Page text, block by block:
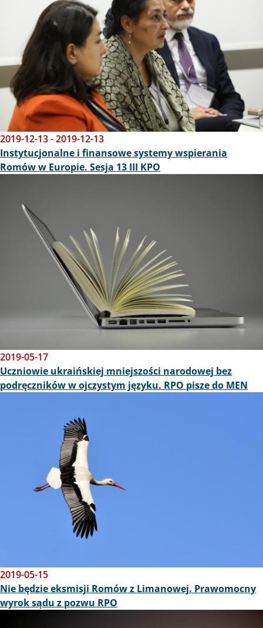
2019-12-13-2019-12-13
Instytucjonalne i finansowe systemy wspierania
Romów w Europie. Sesja 13 III KPO
2019-05-17
Uczniowie ukraińskiej mniejszości narodowej bez
podręczników w ojczystym języku. RPO pisze do MEN
2019-05-15
Nie będzie eksmisji Romów z Limanowej. Prawomocny
wyrok sądu z pozwu RPO